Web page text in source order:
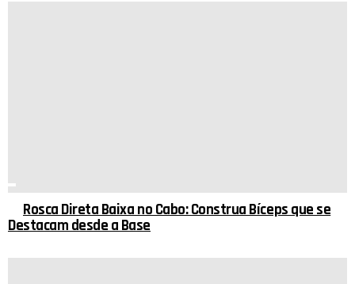
Rosca Direta Baixa no Cabo: Construa Bíceps que se
Destacam desde a Base